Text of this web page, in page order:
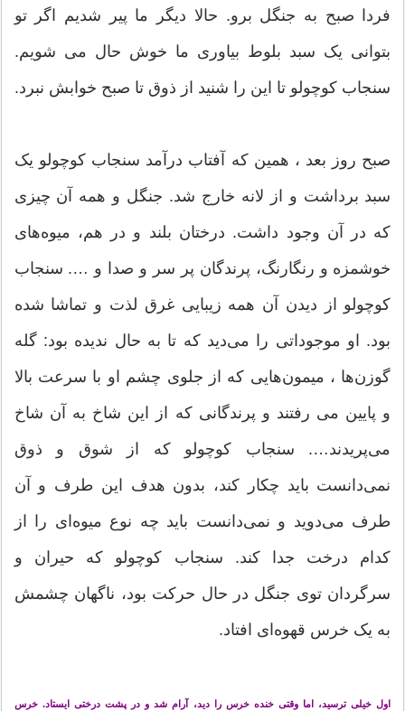
فردا صبح به جنگل برو. حالا دیگر ما پیر شدیم اگر تو
بتوانی یک سبد بلوط بیاوری ما خوش حال می شویم.
سنجاب کوچولو تا این را شنید از ذوق تا صبح خوابش نبرد.
صبح روز بعد ، همین که آفتاب درآمد سنجاب کوچولو یک
سبد برداشت و از لانه خارج شد. جنگل و همه آن چیزی
که در آن وجود داشت. درختان بلند و در هم، میوه‌های
خوشمزه و رنگارنگ، پرندگان پر سر و صدا و …. سنجاب
کوچولو از دیدن آن همه زیبایی غرق لذت و تماشا شده
بود. او موجوداتی را می‌دید که تا به حال ندیده بود: گله
گوزن‌ها ، میمون‌هایی که از جلوی چشم او با سرعت بالا
و پایین می رفتند و پرندگانی که از این شاخ به آن شاخ
می‌پریدند…. سنجاب کوچولو که از شوق و ذوق
نمی‌دانست باید چکار کند، بدون هدف این طرف و آن
طرف می‌دوید و نمی‌دانست باید چه نوع میوه‌ای را از
کدام درخت جدا کند. سنجاب کوچولو که حیران و
سرگردان توی جنگل در حال حرکت بود، ناگهان چشمش
به یک خرس قهوه‌ای افتاد.
اول خیلی ترسید، اما وقتی خنده خرس را دید، آرام شد و در پشت درختی ایستاد. خرس